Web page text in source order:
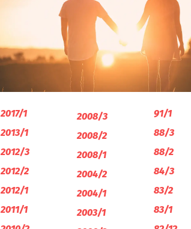
2017/1
2013/1
2012/3
2012/2
2012/1
2011/1
2008/3
2008/2
2008/1
2004/2
2004/1
2003/1
91/1
88/3
88/2
84/3
83/2
83/1